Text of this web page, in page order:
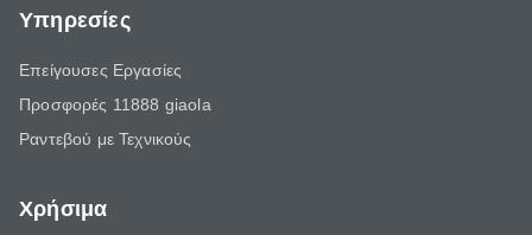
Υπηρεσίες
Επείγουσες Εργασίες
Προσφορές 11888 giaola
Ραντεβού με Τεχνικούς
Χρήσιμα